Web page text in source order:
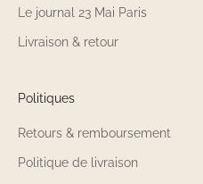
Le journal 23 Mai Paris
Livraison & retour
Politiques
Retours & remboursement
Politique de livraison